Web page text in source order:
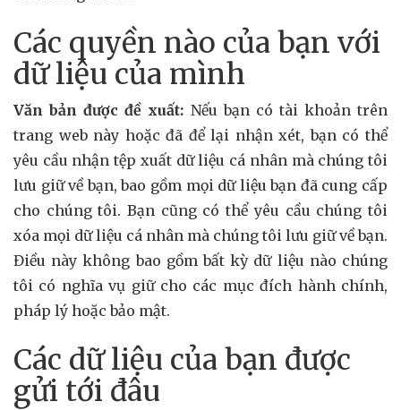
Các quyền nào của bạn với
dữ liệu của mình
Văn bản được đề xuất: Nếu bạn có tài khoản trên
trang web này hoặc đã để lại nhận xét, bạn có thể
yêu cầu nhận tệp xuất dữ liệu cá nhân mà chúng tôi
lưu giữ về bạn, bao gồm mọi dữ liệu bạn đã cung cấp
cho chúng tôi. Bạn cũng có thể yêu cầu chúng tôi
xóa mọi dữ liệu cá nhân mà chúng tôi lưu giữ về bạn.
Điều này không bao gồm bất kỳ dữ liệu nào chúng
tôi có nghĩa vụ giữ cho các mục đích hành chính,
pháp lý hoặc bảo mật.
Các dữ liệu của bạn được
gửi tới đâu